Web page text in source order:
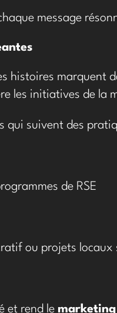
message
histoires marquent
les initiatives de la
qui suivent des
de RSE
ou projets locaux
et rend le marketing